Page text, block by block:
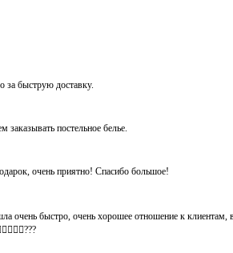
за быструю доставку.
постельное белье.
очень приятно! Спасибо большое!
очень быстро, очень хорошее отношение к